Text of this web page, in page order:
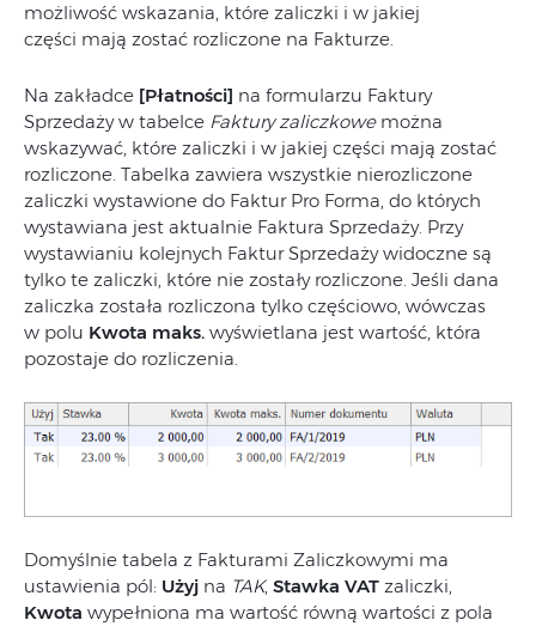
możliwość wskazania, które zaliczki i w jakiej
części mają zostać rozliczone na Fakturze.
Na zakładce [Płatności] na formularzu Faktury
Sprzedaży w tabelce Faktury zaliczkowemożna
wskazywać, które zaliczki i w jakiej części mają zostać
rozliczone. Tabelka zawiera wszystkie nierozliczone
zaliczki wystawione do Faktur Pro Forma, do których
wystawiana jest aktualnie Faktura Sprzedaży. Przy
wystawianiu kolejnych Faktur Sprzedaży widoczne są
tylko te zaliczki, które nie zostały rozliczone. Jeśli dana
zaliczka została rozliczona tylko częściowo, wówczas
w polu Kwota maks. wyświetlana jest wartość, która
pozostaje do rozliczenia.
Domyślnie tabela z Fakturami Zaliczkowymi ma
ustawienia pól: Użyj na TAK, Stawka VAT zaliczki,
Kwota wypełniona ma wartość równą wartości z pola